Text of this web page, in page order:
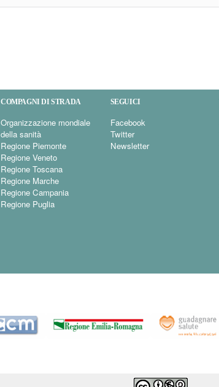
COMPAGNI DI STRADA
Organizzazione mondiale
della sanità
Regione Piemonte
Regione Veneto
Regione Toscana
Regione Marche
Regione Campania
Regione Puglia
SEGUICI
Facebook
Twitter
Newsletter